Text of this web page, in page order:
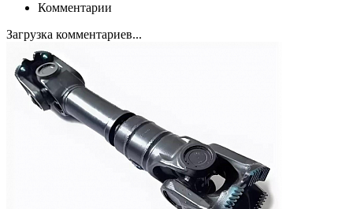
Комментарии
Загрузка комментариев...